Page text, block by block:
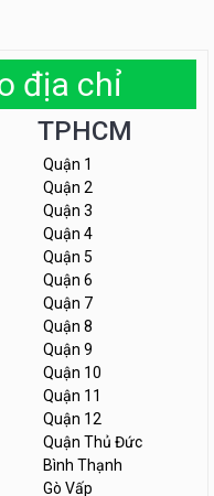
địa chỉ
TPHCM
Quận 1
Quận 2
Quận 3
Quận 4
Quận 5
Quận 6
Quận 7
Quận 8
Quận 9
Quận 10
Quận 11
Quận 12
Quận Thủ Đức
Bình Thạnh
Gò Vấp